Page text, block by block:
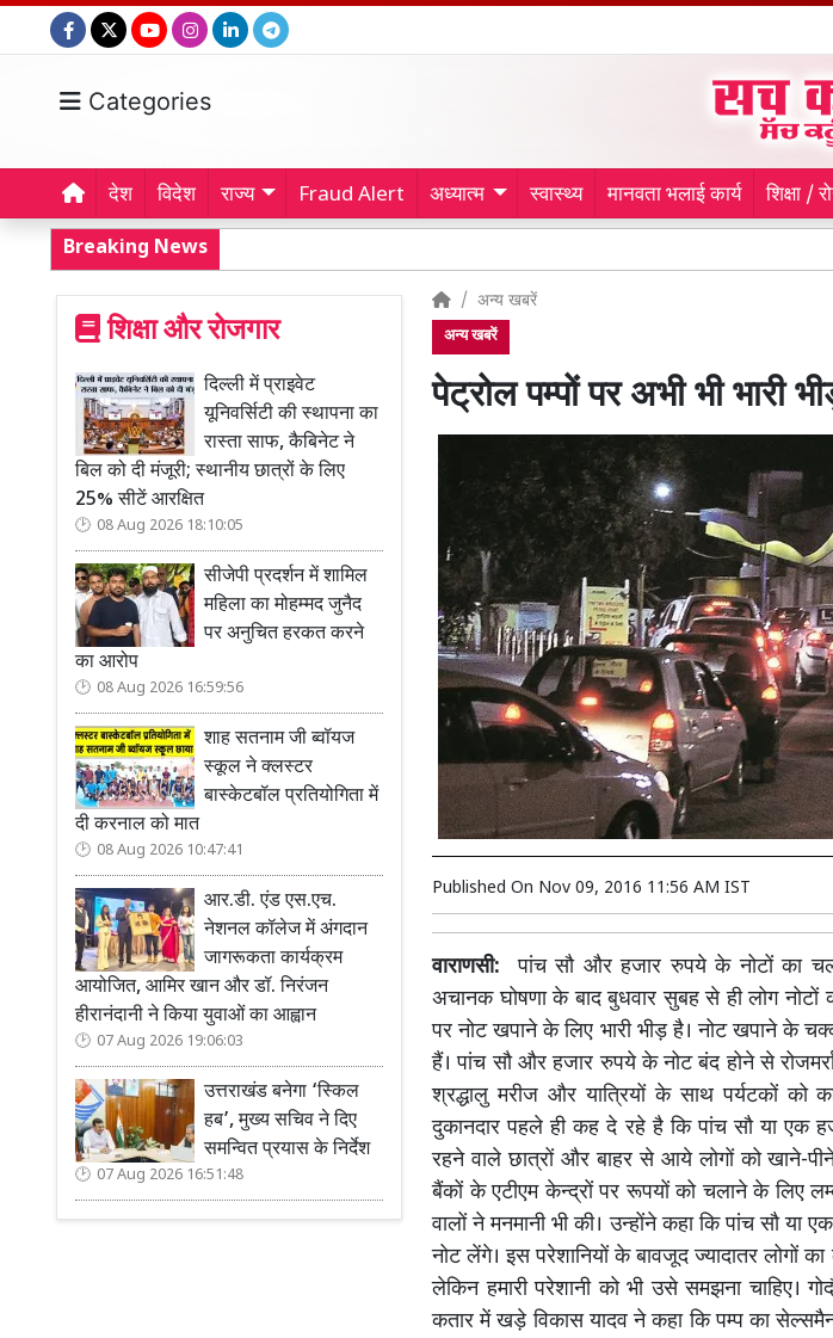
Categories
देश विदेश राज्य Fraud Alert अध्यात्म स्वास्थ्य मानवता भलाई कार्य शिक्षा /
Breaking News
शिक्षा और रोजगार
दिल्ली में प्राइवेट
यूनिवर्सिटी की स्थापना का
रास्ता साफ, कैबिनेट ने
बिल को दी मंजूरी; स्थानीय छात्रों के लिए
25% सीटें आरक्षित
08 Aug 2026 18:10:05
सीजेपी प्रदर्शन में शामिल
महिला का मोहम्मद जुनैद
पर अनुचित हरकत करने
का आरोप
08 Aug 2026 16:59:56
शाह सतनाम जी ब्वॉयज
स्कूल ने क्लस्टर
बास्केटबॉल प्रतियोगिता में
दी करनाल को मात
08 Aug 2026 10:47:41
आर.डी. एंड एस.एच.
नेशनल कॉलेज में अंगदान
जागरूकता कार्यक्रम
आयोजित, आमिर खान और डॉ. निरंजन
हीरानंदानी ने किया युवाओं का आह्वान
07 Aug 2026 19:06:03
उत्तराखंड बनेगा ‘स्किल
हब’, मुख्य सचिव ने दिए
समन्वित प्रयास के निर्देश
07 Aug 2026 16:51:48
अन्य खबरें
अन्य खबरें
पेट्रोल पम्पों पर अभी भी भारी
Published On Nov 09, 2016 11:56 AM IST
वाराणसी: पांच सौ और हजार रुपये के नोटों का
अचानक घोषणा के बाद बुधवार सुबह से ही लोग
पर नोट खपाने के लिए भारी भीड़ है। नोट खपाने के
हैं। पांच सौ और हजार रुपये के नोट बंद होने से
श्रद्धालु मरीज और यात्रियों के साथ पर्यटकों को
दुकानदार पहले ही कह दे रहे है कि पांच सौ या एक
रहने वाले छात्रों और बाहर से आये लोगों को खाने-
बैंकों के एटीएम केन्द्रों पर रूपयों को चलाने के लिए
वालों ने मनमानी भी की। उन्होंने कहा कि पांच सौ
नोट लेंगे। इस परेशानियों के बावजूद ज्यादातर लोगों
लेकिन हमारी परेशानी को भी उसे समझना चाहिए।
कतार में खड़े विकास यादव ने कहा कि पम्प का